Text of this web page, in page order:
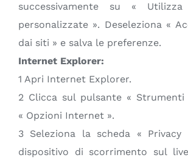
successivamente su « Utilizza
personalizzate ». Deseleziona «
dai siti » e salva le preferenze.
Internet Explorer:
1 Apri Internet Explorer.
2 Clicca sul pulsante «
« Opzioni Internet ».
3 Seleziona la scheda «
dispositivo di scorrimento sul